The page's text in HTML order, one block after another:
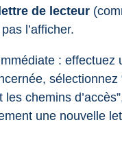
de lecteur
l’afficher.
: effectuez
sélectionnez
chemins
une nouvelle